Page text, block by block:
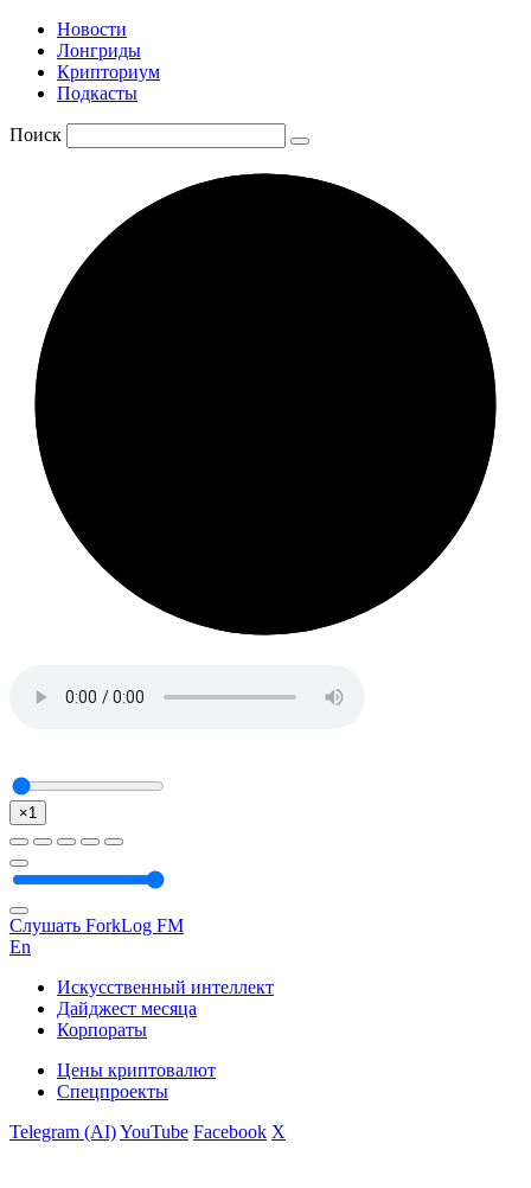
Новости
Лонгриды
Крипториум
Подкасты
Поиск
×1
Слушать ForkLog FM
En
Искусственный интеллект
Дайджест месяца
Корпораты
Цены криптовалют
Спецпроекты
Telegram (AI)YouTube Facebook X